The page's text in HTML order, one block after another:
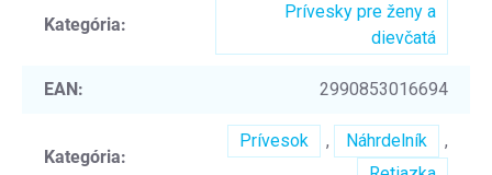
Kategória:
Prívesky pre ženy a
dievčatá
EAN : 2990853016694
Kategória:
Prívesok , Náhrdelník
,